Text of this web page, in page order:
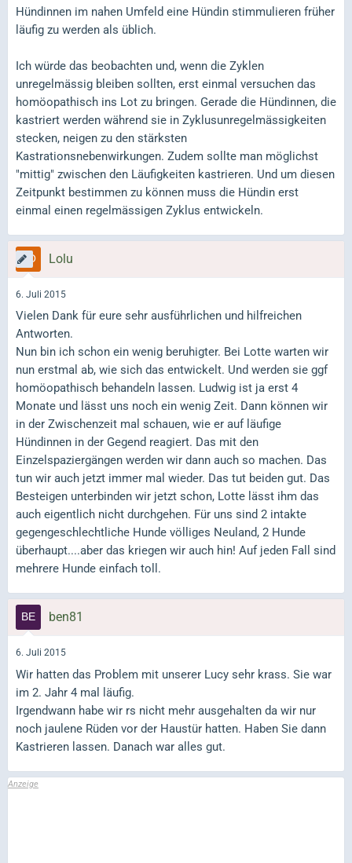
Hündinnen im nahen Umfeld eine Hündin stimmulieren früher
läufig zu werden als üblich.
Ich würde das beobachten und, wenn die Zyklen
unregelmässig bleiben sollten, erst einmal versuchen das
homöopathisch ins Lot zu bringen. Gerade die Hündinnen, die
kastriert werden während sie in Zyklusunregelmässigkeiten
stecken, neigen zu den stärksten
Kastrationsnebenwirkungen. Zudem sollte man möglichst
"mittig" zwischen den Läufigkeiten kastrieren. Und um diesen
Zeitpunkt bestimmen zu können muss die Hündin erst
einmal einen regelmässigen Zyklus entwickeln.
Lolu
6. Juli 2015
Vielen Dank für eure sehr ausführlichen und hilfreichen
Antworten.
Nun bin ich schon ein wenig beruhigter. Bei Lotte warten wir
nun erstmal ab, wie sich das entwickelt. Und werden sie ggf
homöopathisch behandeln lassen. Ludwig ist ja erst 4
Monate und lässt uns noch ein wenig Zeit. Dann können wir
in der Zwischenzeit mal schauen, wie er auf läufige
Hündinnen in der Gegend reagiert. Das mit den
Einzelspaziergängen werden wir dann auch so machen. Das
tun wir auch jetzt immer mal wieder. Das tut beiden gut. Das
Besteigen unterbinden wir jetzt schon, Lotte lässt ihm das
auch eigentlich nicht durchgehen. Für uns sind 2 intakte
gegengeschlechtliche Hunde völliges Neuland, 2 Hunde
überhaupt....aber das kriegen wir auch hin! Auf jeden Fall sind
mehrere Hunde einfach toll.
ben81
6. Juli 2015
Wir hatten das Problem mit unserer Lucy sehr krass. Sie war
im 2. Jahr 4 mal läufig.
Irgendwann habe wir rs nicht mehr ausgehalten da wir nur
noch jaulene Rüden vor der Haustür hatten. Haben Sie dann
Kastrieren lassen. Danach war alles gut.